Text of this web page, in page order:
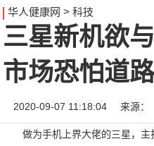
华人健康网 > 科技
三星新机欲
市场恐怕道
2020-09-07 11:18:04 来源：
做为手机上界大佬的三星，